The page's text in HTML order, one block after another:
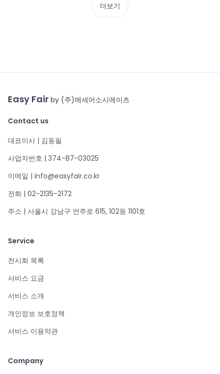
더보기
Easy Fair by (주)메세어소시에이츠
Contact us
대표이사 | 김동필
사업자번호 | 374-87-03025
이메일 | info@easyfair.co.kr
전화 | 02-2135-2172
주소 | 서울시 강남구 언주로 615, 102동 1101호
Service
전시회 목록
서비스 요금
서비스 소개
개인정보 보호정책
서비스 이용약관
Company